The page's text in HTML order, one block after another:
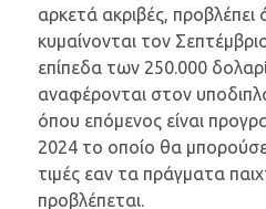
αρκετά ακριβές, προβλέπει
κυμαίνονται τον
επίπεδα των 250.000
αναφέρονται στον
όπου επόμενος είναι
2024 το οποίο θα
τιμές εαν τα πράγματα
προβλέπεται.